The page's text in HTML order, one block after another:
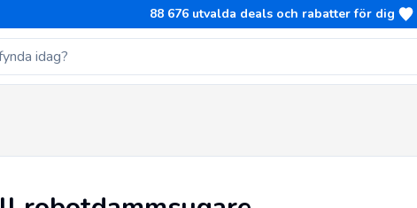
88 676 utvalda deals och rabatter för dig